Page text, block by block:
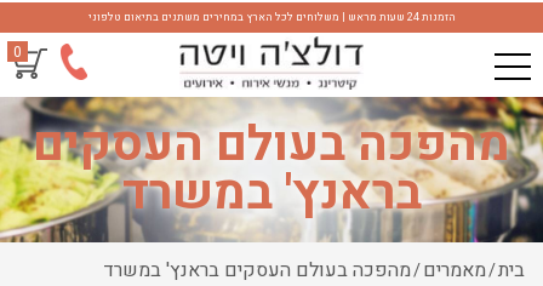
הזמנות 24 שעות מראש | משלוחים לכל הארץ במחירים משתנים בתיאום טלפוני
0
מהפכה בעולם העסקים
בראנץ' במשרד
בית/מאמרים/מהפכה בעולם העסקים בראנץ' במשרד